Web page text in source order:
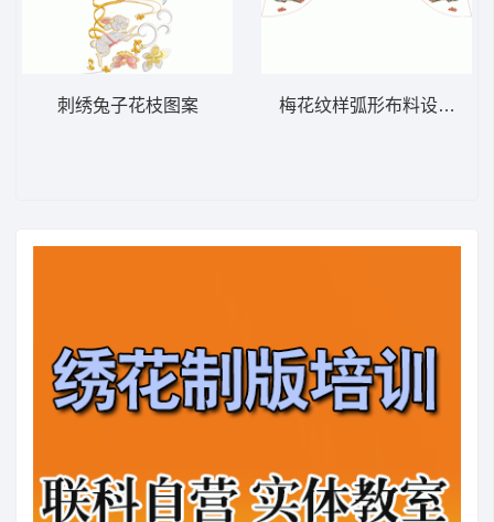
刺绣兔子花枝图案 梅花纹样弧形布料设计图